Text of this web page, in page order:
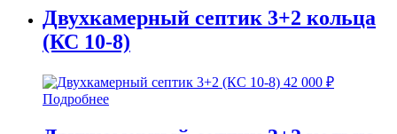
Двухкамерный септик 3+2 кольца
(КС 10-8)
42 000 ₽
Подробнее